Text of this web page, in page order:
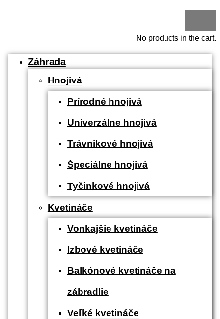
No products in the cart.
Záhrada
Hnojivá
Prírodné hnojivá
Univerzálne hnojivá
Trávnikové hnojivá
Špeciálne hnojivá
Tyčinkové hnojivá
Kvetináče
Vonkajšie kvetináče
Izbové kvetináče
Balkónové kvetináče na
zábradlie
Veľké kvetináče